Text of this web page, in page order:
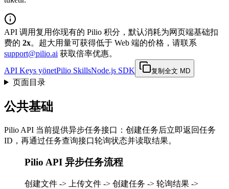
API 调用复用你现有的 Pilio 积分，默认消耗为网页端基础扣
费的 2x。超大用量可获得低于 Web 端的价格，请联系
support@pilio.ai 获取倍率优惠。
API Keys yönetPilio SkillsNode.js SDK 复制全文 MD
页面目录
公共基础
Pilio API 当前提供异步任务接口：创建任务后立即返回任务
ID，再通过任务查询接口轮询状态并读取结果。
Pilio API 异步任务流程
创建文件 -> 上传文件 -> 创建任务 -> 轮询结果 ->